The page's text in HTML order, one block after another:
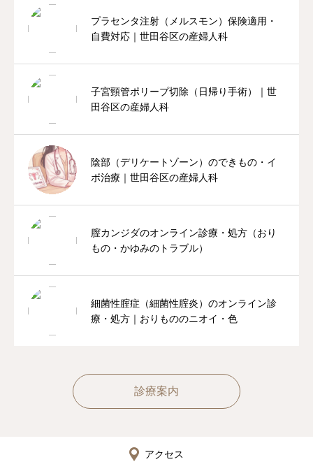
プラセンタ注射（メルスモン）保険適用・
自費対応｜世田谷区の産婦人科
子宮頸管ポリープ切除（日帰り手術）｜世
田谷区の産婦人科
陰部（デリケートゾーン）のできもの・イ
ボ治療｜世田谷区の産婦人科
膣カンジダのオンライン診療・処方（おり
もの・かゆみのトラブル）
細菌性腟症（細菌性腟炎）のオンライン診
療・処方｜おりもののニオイ・色
診療案内
アクセス